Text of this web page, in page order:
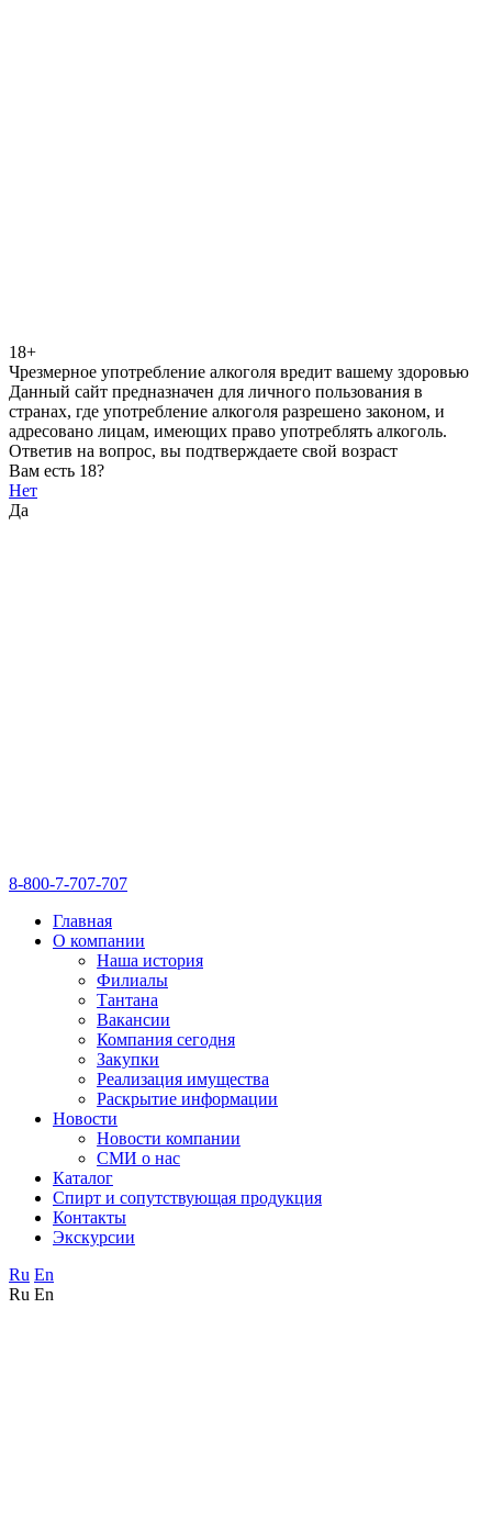
18+
Чрезмерное употребление алкоголя вредит вашему здоровью
Данный сайт предназначен для личного пользования в
странах, где употребление алкоголя разрешено законом, и
адресовано лицам, имеющих право употреблять алкоголь.
Ответив на вопрос, вы подтверждаете свой возраст
Вам есть 18?
Нет
Да
8-800-7-707-707
Главная
О компании
Наша история
Филиалы
Тантана
Вакансии
Компания сегодня
Закупки
Реализация имущества
Раскрытие информации
Новости
Новости компании
СМИ о нас
Каталог
Спирт и сопутствующая продукция
Контакты
Экскурсии
Ru En
Ru En